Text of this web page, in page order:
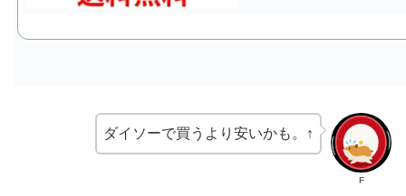
F
ダイソーで買うより安いかも。↑